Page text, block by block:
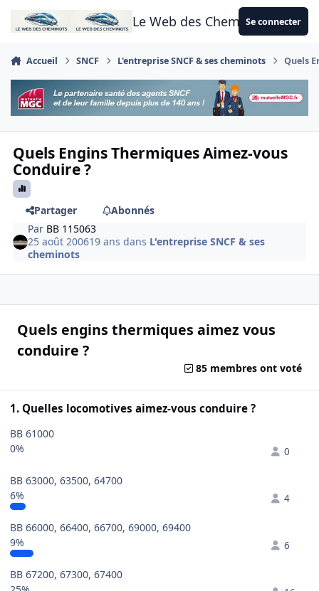
Aller au contenu
Le Web des CheminotsSe connecter
Accueil SNCF L'entreprise SNCF & ses cheminots Quels
Quels Engins Thermiques Aimez-vous
Conduire ?
Partager
Abonnés
Par BB 115063
25 août 200619 ans dans L'entreprise SNCF & ses
cheminots
Quels engins thermiques aimez vous
conduire ?
85 membres ont voté
1. Quelles locomotives aimez-vous conduire ?
BB 61000
0%
0
BB 63000, 63500, 64700
6%
4
BB 66000, 66400, 66700, 69000, 69400
9%
6
BB 67200, 67300, 67400